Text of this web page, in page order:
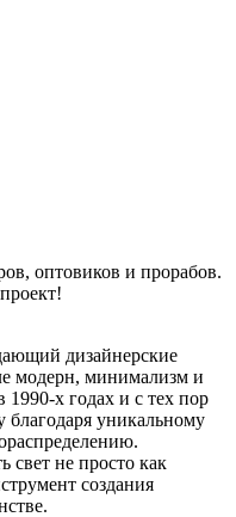
оптовиков и прорабов.
дизайнерские
модерн, минимализм и
х годах и с тех пор
благодаря уникальному
свет не просто как
создания